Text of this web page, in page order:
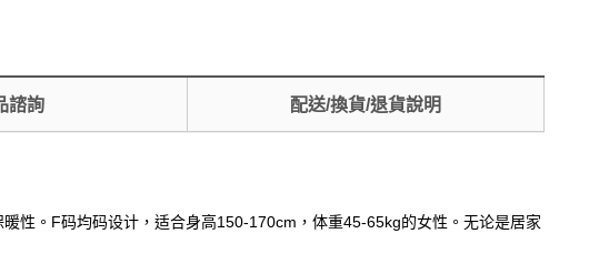
諮詢 配送/換貨/退貨說明
性。F码均码设计，适合身高150-170cm，体重45-65kg的女性。无论是居家